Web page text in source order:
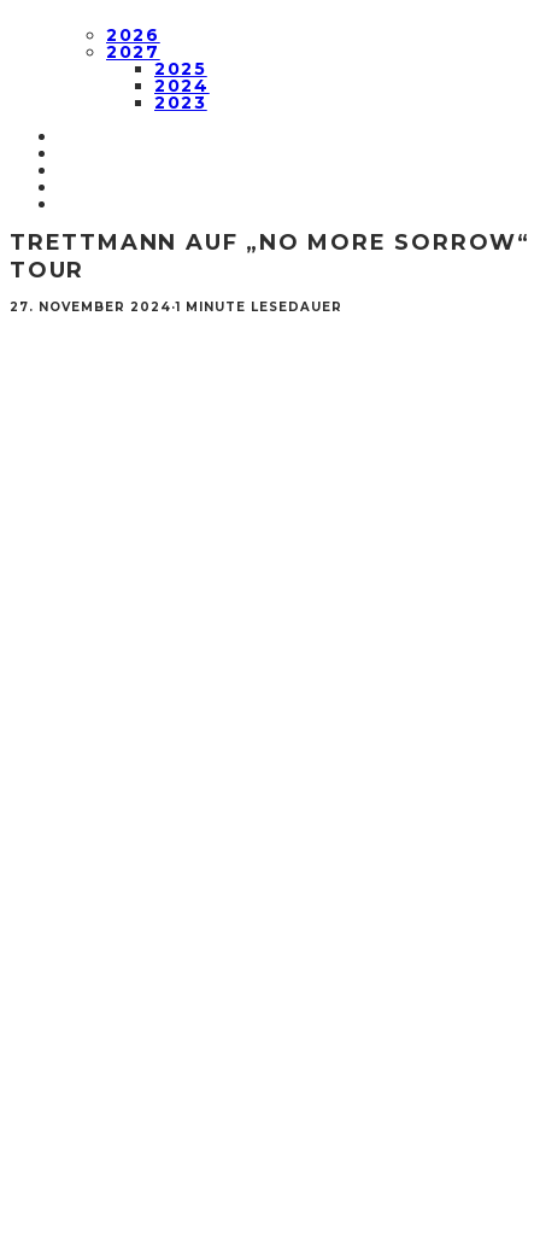
2026
2027
2025
2024
2023
TRETTMANN AUF „NO MORE SORROW“
TOUR
27. NOVEMBER 2024·1 MINUTE LESEDAUER